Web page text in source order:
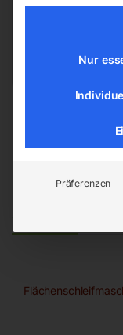
4911 Ried/
Ähnliche
Nur
Präferenzen